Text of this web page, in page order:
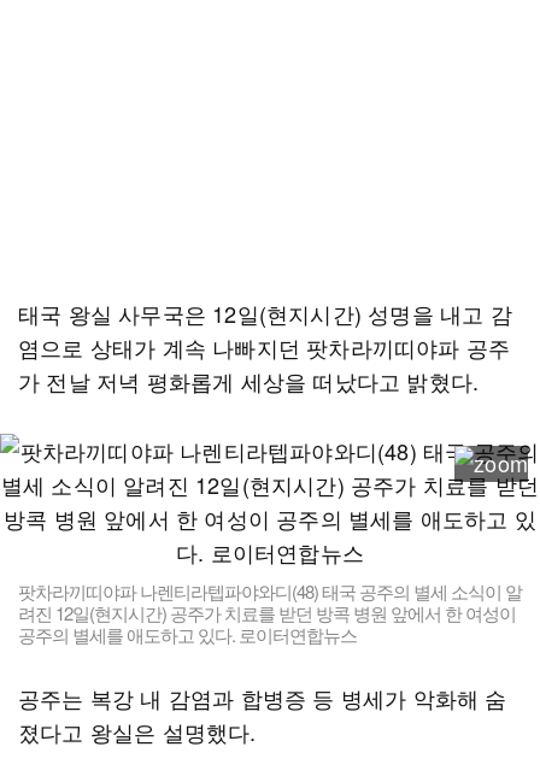
태국 왕실 사무국은 12일(현지시간) 성명을 내고 감
염으로 상태가 계속 나빠지던 팟차라끼띠야파 공주
가 전날 저녁 평화롭게 세상을 떠났다고 밝혔다.
팟차라끼띠야파 나렌티라텝파야와디(48) 태국 공주의 별세 소식이 알
려진 12일(현지시간) 공주가 치료를 받던 방콕 병원 앞에서 한 여성이
공주의 별세를 애도하고 있다. 로이터연합뉴스
공주는 복강 내 감염과 합병증 등 병세가 악화해 숨
졌다고 왕실은 설명했다.